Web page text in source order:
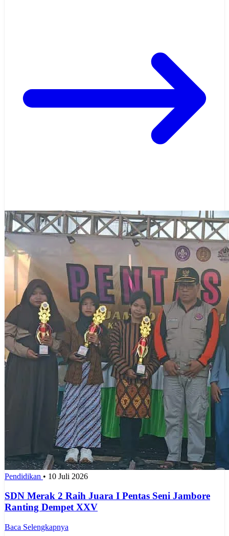
Pendidikan • 10 Juli 2026
SDN Merak 2 Raih Juara I Pentas Seni Jambore
Ranting Dempet XXV
Baca Selengkapnya